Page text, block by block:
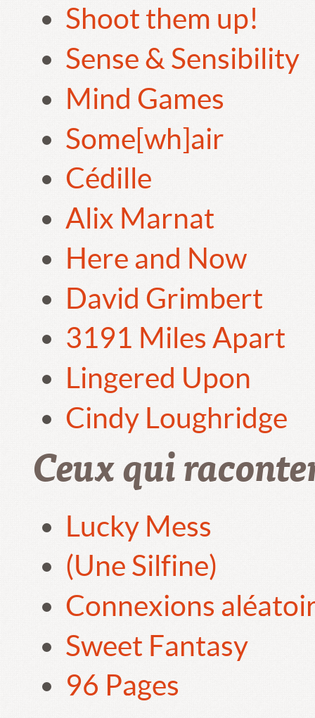
Shoot them up!
Sense & Sensibility
Mind Games
Some[wh]air
Cédille
Alix Marnat
Here and Now
David Grimbert
3191 Miles Apart
Lingered Upon
Cindy Loughridge
Ceux qui
Lucky Mess
(Une Silfine)
Connexions
Sweet Fantasy
96 Pages